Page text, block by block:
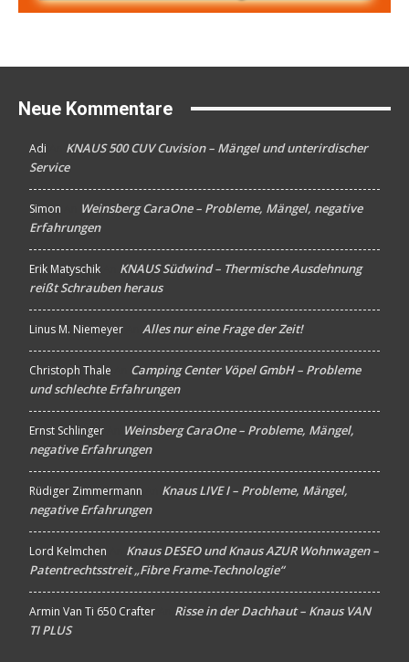
Neue Kommentare
Adi
KNAUS 500 CUV Cuvision – Mängel und unterirdischer
Service
Simon
Weinsberg CaraOne – Probleme, Mängel, negative
Erfahrungen
Erik Matyschik
KNAUS Südwind – Thermische Ausdehnung
reißt Schrauben heraus
Linus M. Niemeyer Alles nur eine Frage der Zeit!
Christoph Thale
Camping Center Vöpel GmbH – Probleme
und schlechte Erfahrungen
Ernst Schlinger
Weinsberg CaraOne – Probleme, Mängel,
negative Erfahrungen
Rüdiger Zimmermann
Knaus LIVE I – Probleme, Mängel,
negative Erfahrungen
Lord Kelmchen
Knaus DESEO und Knaus AZUR Wohnwagen –
Patentrechtsstreit „Fibre Frame-Technologie“
Armin Van Ti 650 Crafter
Risse in der Dachhaut – Knaus VAN
TI PLUS